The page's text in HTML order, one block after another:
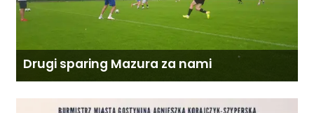
Drugi sparing Mazura za nami